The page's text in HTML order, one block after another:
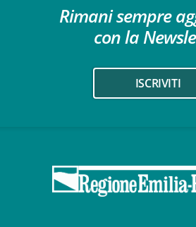
Rimani sempre
con la
ISCRIVITI